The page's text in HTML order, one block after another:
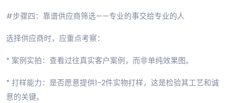
#步骤四：靠谱供应商筛选——专业的事交给专业的人
选择供应商时，应重点考察：
* 案例实拍：查看过往真实客户案例，而非单纯效果图。
* 打样能力：是否愿意提供1-2件实物打样，这是检验其工艺和诚
意的关键。